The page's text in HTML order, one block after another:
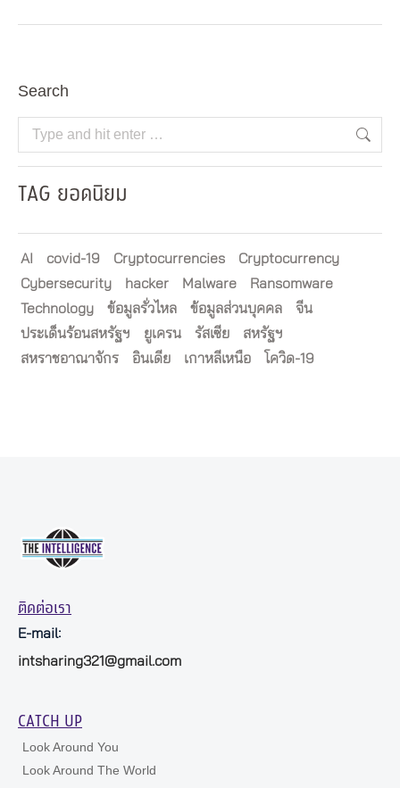
Search
Search:
TAG ยอดนิยม
AI covid-19 Cryptocurrencies
Cryptocurrency
Cybersecurity
hacker Malware
Ransomware
Technology
ข้อมูลรั่วไหล ข้อมูลส่วนบุคคล
จีน
ประเด็นร้อนสหรัฐฯ
ยูเครน รัสเซีย
สหรัฐฯ
สหราชอาณาจักร
อินเดีย เกาหลีเหนือ โควิด-19
ติดต่อเรา
E-mail:
intsharing321@gmail.com
CATCH UP
Look Around You
Look Around The World